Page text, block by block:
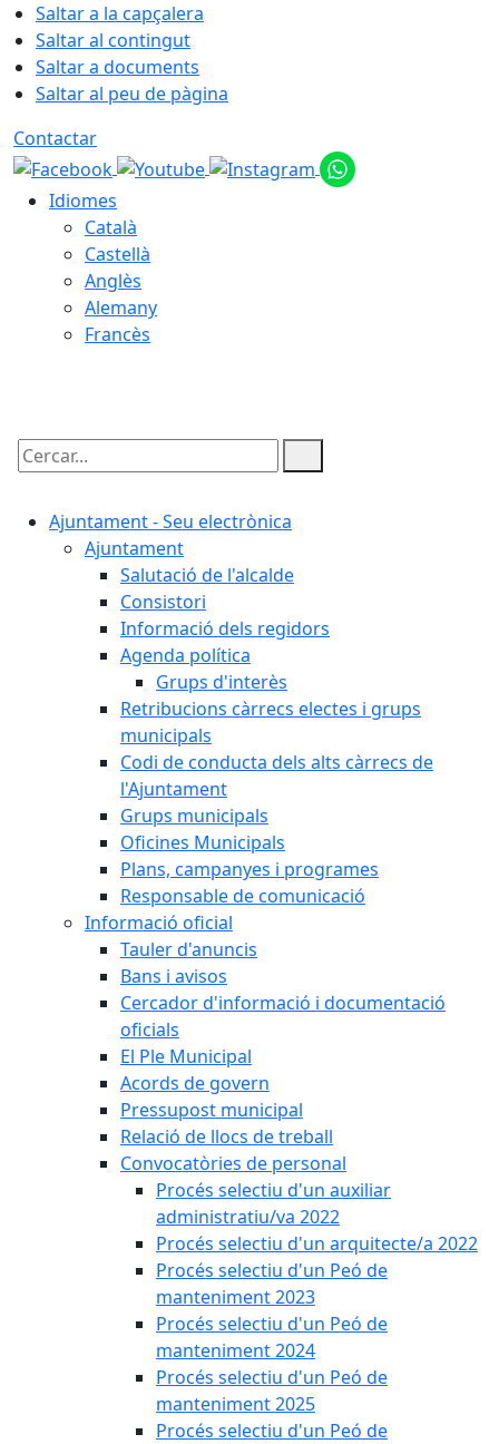
Saltar a la capçalera
Saltar al contingut
Saltar a documents
Saltar al peu de pàgina
Contactar
Idiomes
Català
Castellà
Anglès
Alemany
Francès
Cercar:
Ajuntament - Seu electrònica
Ajuntament
Salutació de l'alcalde
Consistori
Informació dels regidors
Agenda política
Grups d'interès
Retribucions càrrecs electes i grups
municipals
Codi de conducta dels alts càrrecs de
l'Ajuntament
Grups municipals
Oficines Municipals
Plans, campanyes i programes
Responsable de comunicació
Informació oficial
Tauler d'anuncis
Bans i avisos
Cercador d'informació i documentació
oficials
El Ple Municipal
Acords de govern
Pressupost municipal
Relació de llocs de treball
Convocatòries de personal
Procés selectiu d'un auxiliar
administratiu/va 2022
Procés selectiu d'un arquitecte/a 2022
Procés selectiu d'un Peó de
manteniment 2023
Procés selectiu d'un Peó de
manteniment 2024
Procés selectiu d'un Peó de
manteniment 2025
Procés selectiu d'un Peó de